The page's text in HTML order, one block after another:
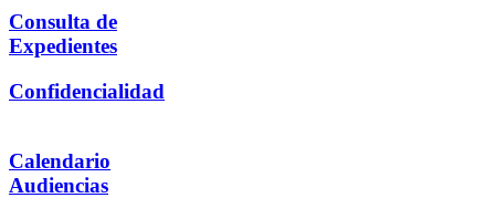
Consulta de
Expedientes
Confidencialidad
Calendario
Audiencias